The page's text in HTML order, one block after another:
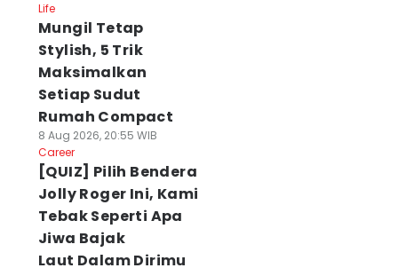
Life
Mungil Tetap
Stylish, 5 Trik
Maksimalkan
Setiap Sudut
Rumah Compact
8 Aug 2026, 20:55 WIB
Career
[QUIZ] Pilih Bendera
Jolly Roger Ini, Kami
Tebak Seperti Apa
Jiwa Bajak
Laut Dalam Dirimu